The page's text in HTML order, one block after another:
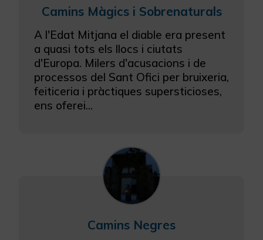
Camins Màgics i Sobrenaturals
A l'Edat Mitjana el diable era present
a quasi tots els llocs i ciutats
d'Europa. Milers d'acusacions i de
processos del Sant Ofici per bruixeria,
feiticeria i pràctiques supersticioses,
ens oferei...
Camins Negres